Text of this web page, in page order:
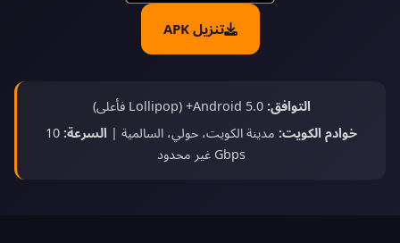
تنزيل APK
التوافق: Android 5.0+ (Lollipop فأعلى)
خوادم الكويت: مدينة الكويت، حولي، السالمية | السرعة: 10
Gbps غير محدود